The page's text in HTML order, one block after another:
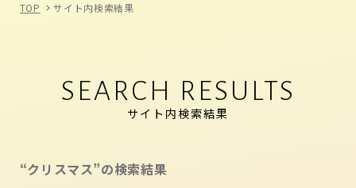
TOP サイト内検索結果
SEARCH RESULTS
サイト内検索結果
“クリスマス”の検索結果